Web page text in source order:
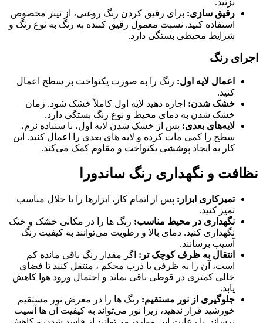
رقیق‌ سازی: برای رقیق کردن رنگ روغنی، از تینر مخصوص
استفاده کنید. نسبت معمول رقیق‌ کننده به رنگ به نوع رنگ و
شرایط محیطی بستگی دارد.
اجرای رنگ
اعمال لایه اول: رنگ را به صورت یکنواخت بر سطح اعمال
کنید.
خشک شدن: اجازه دهید لایه اول کاملاً خشک شود. زمان
خشک شدن به دمای محیط و نوع رنگ بستگی دارد.
لایه‌های بعدی: پس از خشک شدن لایه اول، با سنباده نرم،
سطح را کمی مات کرده و لایه‌ های بعدی را اعمال کنید. این
کار به ایجاد پوششی یکنواخت و مقاوم کمک می‌کند.
نظافت و نگهداری رنگ ساندورا
تمیزکاری ابزار : پس از اتمام کار، ابزارها را با حلال مناسب
تمیز کنید.
نگهداری در محیط مناسب: رنگ ‌ها را در مکانی خشک و خنک
نگهداری کنید. دمای بالا و رطوبت می‌توانند به کیفیت رنگ
آسیب برسانند.
انتقال به ظرف کوچک ‌تر : اگر مقدار رنگ باقی‌ مانده کم
است، آن را به ظرفی با درب محکم ، منتقل کنید تا فضای
خالی کمتری در قوطی باقی بماند و احتمال ورود هوا کاهش
یابد.
جلوگیری از نور مستقیم: رنگ ‌ها را در معرض نور مستقیم
خورشید قرار ندهید، زیرا نور می‌تواند به کیفیت آن ‌ها آسیب